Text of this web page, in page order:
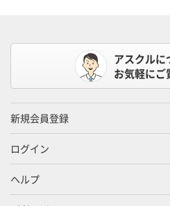
アスクルに
お気軽にご
新規会員登録
ログイン
ヘルプ